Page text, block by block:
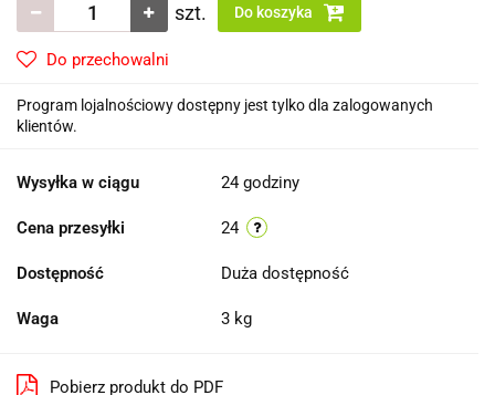
szt. Do koszyka
Do przechowalni
Program lojalnościowy dostępny jest tylko dla zalogowanych
klientów.
Wysyłka w ciągu 24 godziny
Cena przesyłki 24
Dostępność Duża dostępność
Waga 3 kg
Pobierz produkt do PDF